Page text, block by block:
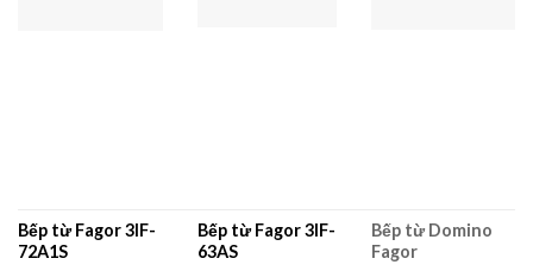
Bếp từ Fagor3IF-
72A1S
Bếp từ Fagor 3IF-
63AS
Bếp từ Domino
Fagor